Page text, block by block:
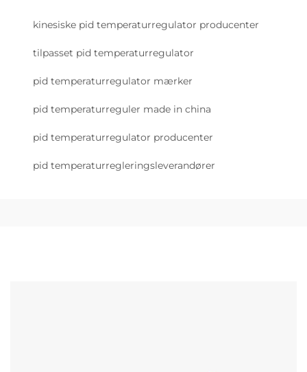
kinesiske pid temperaturregulator producenter
tilpasset pid temperaturregulator
pid temperaturregulator mærker
pid temperaturreguler made in china
pid temperaturregulator producenter
pid temperaturregleringsleverandører